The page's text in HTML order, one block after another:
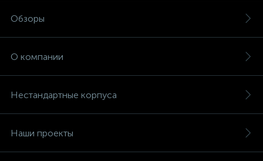
Обзоры
О компании
Нестандартные корпуса
Наши проекты